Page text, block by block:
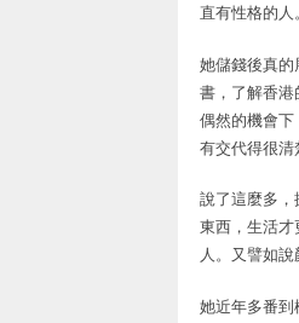
直有性格的人。
她儲錢後真的
書，了解香
偶然的機會下
有交代得很清
說了這麼多
東西，生活
人。又譬如
她近年多番